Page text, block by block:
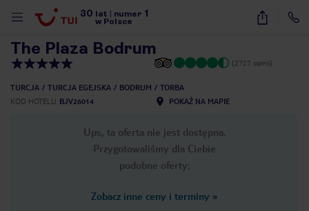
30 lat numer 1
w Polsce
62
The Plaza Bodrum
(2727 opinii)
TURCJA TURCJA EGEJSKA BODRUM
TORBA
KOD HOTELU BJV26014 POKAŻ NA MAPIE
Ups, ta oferta nie jest dostępna.
Przygotowaliśmy dla Ciebie
podobne oferty:
Zobacz inne ceny i terminy »